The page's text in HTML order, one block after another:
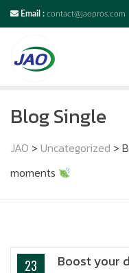
Email : contact@jaopros.com
Blog Single
JAO > Uncategorized >
moments
23 Boost your